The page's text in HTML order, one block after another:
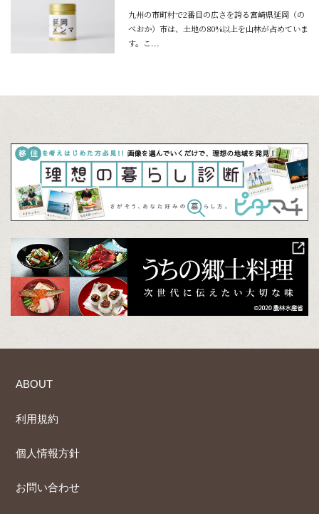
九州の市町村で2番目の広さを誇る宮崎県延岡（の
べおか）市は、土地の80%以上を山林が占めていま
す。こ...
ABOUT
利用規約
個人情報方針
お問い合わせ